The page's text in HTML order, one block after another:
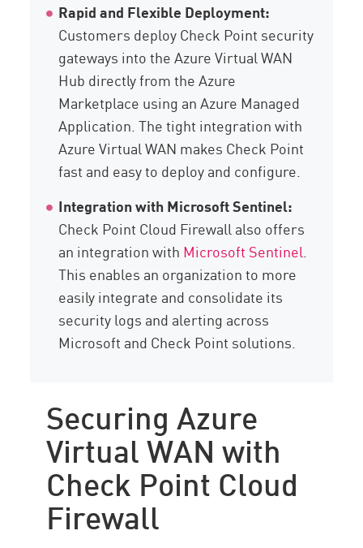
Rapid and Flexible Deployment:
Customers deploy Check Point security
gateways into the Azure Virtual WAN
Hub directly from the Azure
Marketplace using an Azure Managed
Application. The tight integration with
Azure Virtual WAN makes Check Point
fast and easy to deploy and configure.
Integration with Microsoft Sentinel:
Check Point Cloud Firewall also offers
an integration with Microsoft Sentinel.
This enables an organization to more
easily integrate and consolidate its
security logs and alerting across
Microsoft and Check Point solutions.
Securing Azure
Virtual WAN with
Check Point Cloud
Firewall